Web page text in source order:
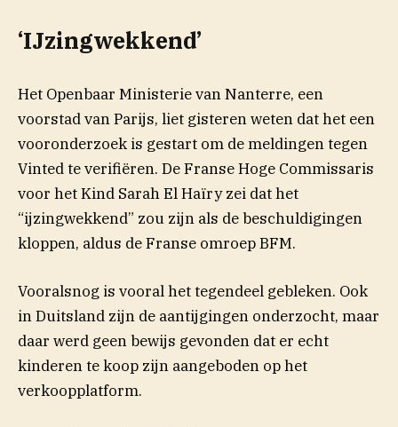
‘IJzingwekkend’
Het Openbaar Ministerie van Nanterre, een
voorstad van Parijs, liet gisteren weten dat het een
vooronderzoek is gestart om de meldingen tegen
Vinted te verifiëren. De Franse Hoge Commissaris
voor het Kind Sarah El Haïry zei dat het
“ijzingwekkend” zou zijn als de beschuldigingen
kloppen, aldus de Franse omroepBFM(opent in
.
Vooralsnog is vooral het tegendeel gebleken. Ook
in Duitsland zijn de aantijgingen onderzocht, maar
daar werd geen bewijs gevonden dat er echt
kinderen te koop zijn aangeboden op het
verkoopplatform.